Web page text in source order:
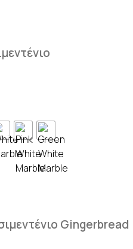
Gingerbread